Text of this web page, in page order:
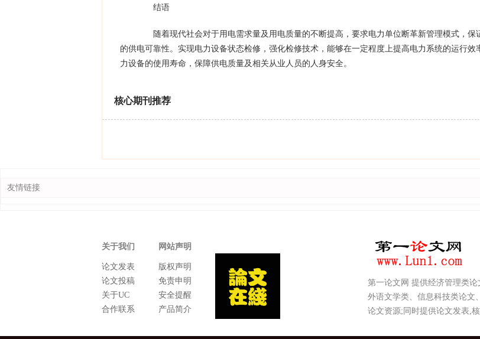
结语
随着现代社会对于用电需求量及用电质量的不断提高，要求电力单位断革新管理模式，保
的供电可靠性。实现电力设备状态检修，强化检修技术，能够在一定程度上提高电力系统的运行效
力设备的使用寿命，保障供电质量及相关从业人员的人身安全。
核心期刊推荐
友情链接
第一论文网 提供经济管理类论
外语文学类、信息科技类论文
论文资源;同时提供论文发表,
网站声明
版权声明
免责申明
安全提醒
产品简介
关于我们
论文发表
论文投稿
关于UC
合作联系